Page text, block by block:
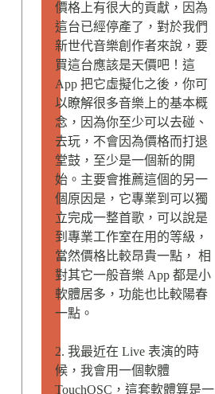
價格上有很大的貢獻，因為
這台已經停產了，對於我們
新世代音樂創作者來說，要
買這台應該是天價吧！這
App 把它虛擬化之後，你可
以瞭解很多音樂上的基本概
念，因為你至少可以去碰、
去玩，不會因為價格而打退
堂鼓，至少是一個新的開
始。主要會推薦這個的另一
個原因是，它專業到可以獨
立完成一整首歌，可以說是
到專業工作室在用的等級，
當然價格比較昂貴一點， 相
對其它一般音樂 App 都是小
軟體居多，功能也比較陽春
一點。
2. 我最近在 Live 表演的時
候，我會用一個軟體
TouchOSC，這套軟體算是一